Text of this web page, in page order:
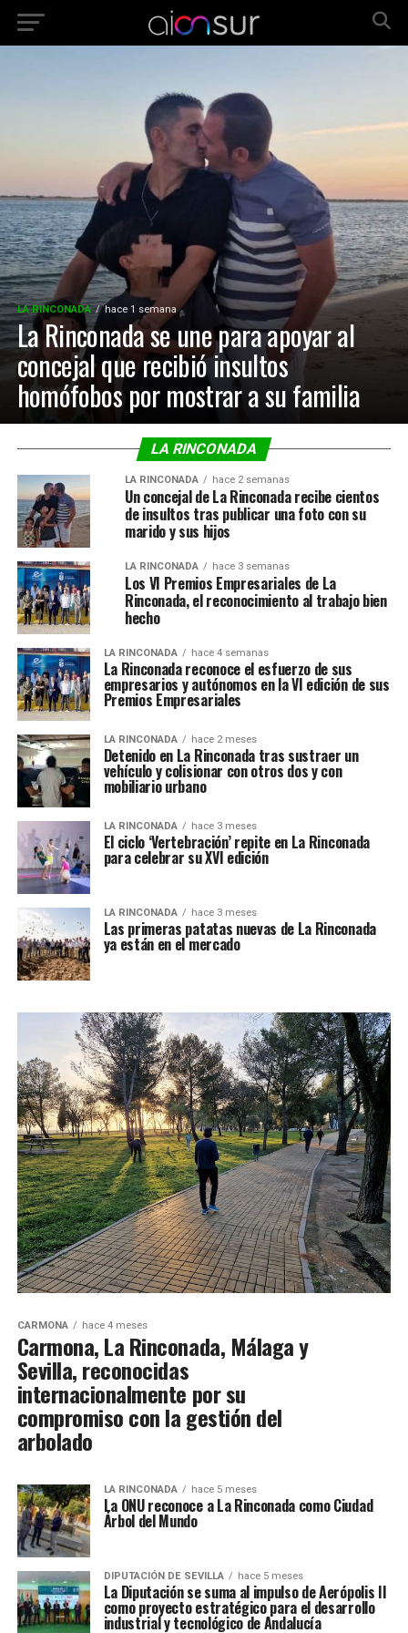
LA RINCONADA hace 1 semana
La Rinconada se une para apoyar al
concejal que recibió insultos
homófobos por mostrar a su familia
LA RINCONADA
LA RINCONADA hace 2 semanas
Un concejal de La Rinconada recibe cientos
de insultos tras publicar una foto con su
marido y sus hijos
LA RINCONADA hace 3 semanas
Los VI Premios Empresariales de La
Rinconada, el reconocimiento al trabajo bien
hecho
LA RINCONADA hace 4 semanas
La Rinconada reconoce el esfuerzo de sus
empresarios y autónomos en la VI edición de sus
Premios Empresariales
LA RINCONADA hace 2 meses
Detenido en La Rinconada tras sustraer un
vehículo y colisionar con otros dos y con
mobiliario urbano
LA RINCONADA hace 3 meses
El ciclo ‘Vertebración’ repite en La Rinconada
para celebrar su XVI edición
LA RINCONADA hace 3 meses
Las primeras patatas nuevas de La Rinconada
ya están en el mercado
CARMONA hace 4 meses
Carmona, La Rinconada, Málaga y
Sevilla, reconocidas
internacionalmente por su
compromiso con la gestión del
arbolado
LA RINCONADA hace 5 meses
La ONU reconoce a La Rinconada como Ciudad
Árbol del Mundo
DIPUTACIÓN DE SEVILLA hace 5 meses
La Diputación se suma al impulso de Aerópolis II
como proyecto estratégico para el desarrollo
industrial y tecnológico de Andalucía